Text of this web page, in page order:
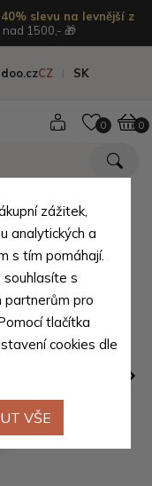
slevu na levnější z
1500,- 🎁
CZ SK
0 0
peněženka
zážitek,
analytických a
s tím pomáhají.
souhlasíte s
partnerům pro
tlačítka
cookies dle
VŠE